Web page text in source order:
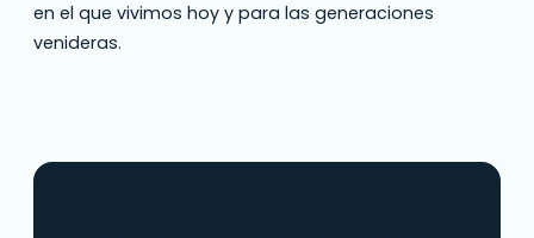
en el que vivimos hoy y para las generaciones
venideras.